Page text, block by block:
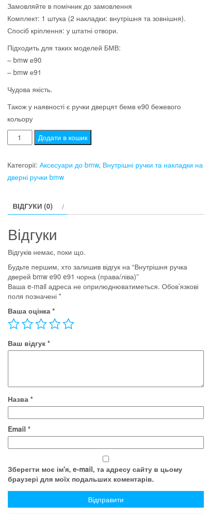
Замовляйте в помічник до замовлення
Комплект: 1 штука (2 накладки: внутрішня та зовнішня).
Спосіб кріплення: у штатні отвори.
Підходить для таких моделей БМВ:
– bmw е90
– bmw е91
Чудова якість.
Також у наявності є ручки дверцят бемв е90 бежевого
кольору
Внутрішня
ручка
e90
чорна
ліва)
кількість
Додати в кошик
Категорії: Аксесуари до bmw, Внутрішні ручки та накладки на
дверні ручки bmw
ВІДГУКИ (0)
Відгуки
Відгуків немає, поки що.
Будьте першим, хто залишив відгук на “Внутрішня ручка
дверей bmw e90 e91 чорна (права/ліва)”
Ваша e-mail адреса не оприлюднюватиметься. Обов’язкові
поля позначені *
Ваша оцінка *
Ваш відгук *
Назва *
Email *
Зберегти моє ім'я, e-mail, та адресу сайту в цьому
браузері для моїх подальших коментарів.